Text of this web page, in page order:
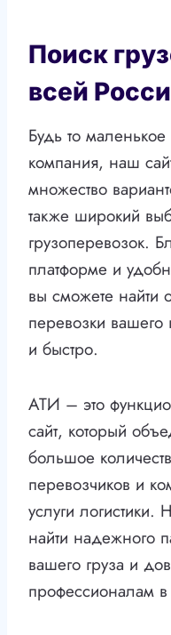
Поиск
всей
Будь то
компания, наш
множество
также широкий
грузоперевозок.
платформе и
вы сможете
перевозки
и быстро.
АТИ – это
сайт, который
большое
перевозчиков и
услуги логистики.
найти надежного
вашего груза и
профессионалам в